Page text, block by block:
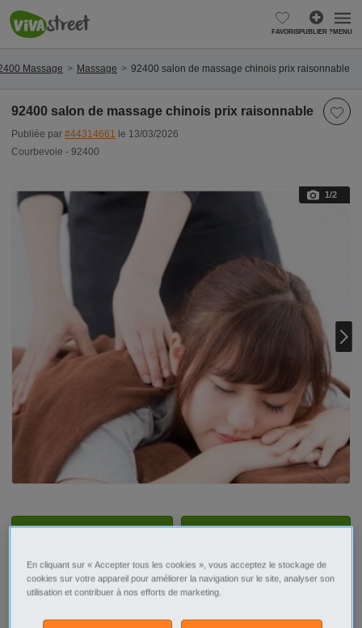
FAVORISPUBLIER ?MENU
Massage Massage 92400 salon de massage chinois prix raisonnable
92400 salon de massage chinois prix raisonnable
Publiée par #44314661 le 13/03/2026
Courbevoie - 92400
1/2
Tel Sms
Contacter par email
En cliquant sur « Accepter tous les cookies », vous acceptez le stockage de
cookies sur votre appareil pour améliorer la navigation sur le site, analyser son
utilisation et contribuer à nos efforts de marketing.